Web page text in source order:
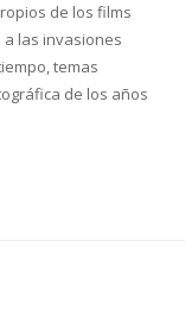
de los films
las invasiones
temas
de los años